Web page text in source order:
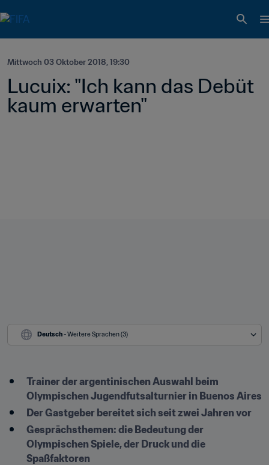
Mittwoch 03 Oktober 2018, 19:30
Lucuix: "Ich kann das Debüt
kaum erwarten"
Deutsch - Weitere Sprachen (3)
Trainer der argentinischen Auswahl beim
Olympischen Jugendfutsalturnier in Buenos Aires
Der Gastgeber bereitet sich seit zwei Jahren vor
Gesprächsthemen: die Bedeutung der
Olympischen Spiele, der Druck und die
Spaßfaktoren